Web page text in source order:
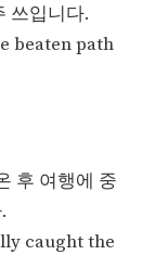
쓰입니다.
beaten path
후 여행에 중
caught the